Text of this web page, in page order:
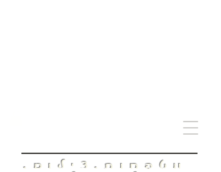
מטפחות.צילום.